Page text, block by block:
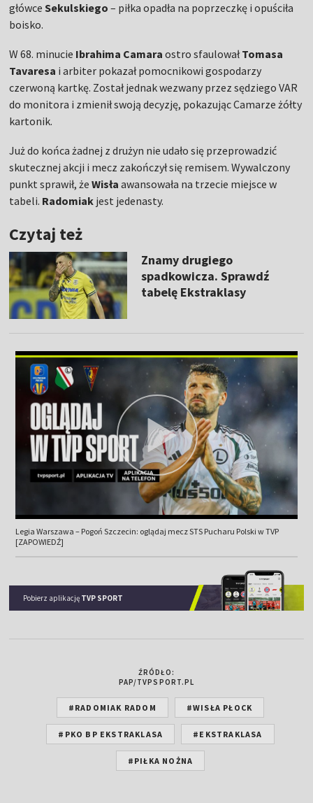
główceSekulskiego– piłka opadła na poprzeczkę i opuściła
boisko.
W 68. minucie Ibrahima Camara ostro sfaulowałTomasa
Tavaresa i arbiter pokazał pomocnikowi gospodarzy
czerwoną kartkę. Został jednak wezwany przez sędziego VAR
do monitora i zmienił swoją decyzję, pokazując Camarze żółty
kartonik.
Już do końca żadnej z drużyn nie udało się przeprowadzić
skutecznej akcji i mecz zakończył się remisem. Wywalczony
punkt sprawił, żeWisłaawansowała na trzecie miejsce w
tabeli. Radomiak jest jedenasty.
Czytaj też
Znamy drugiego
spadkowicza. Sprawdź
tabelę Ekstraklasy
Legia Warszawa – Pogoń Szczecin: oglądaj mecz STS Pucharu Polski w TVP
[ZAPOWIEDŹ]
Pobierz aplikację TVP SPORT
ŹRÓDŁO:
PAP/TVPSPORT.PL
#RADOMIAK RADOM #WISŁA PŁOCK
#PKO BP EKSTRAKLASA #EKSTRAKLASA
#PIŁKA NOŻNA